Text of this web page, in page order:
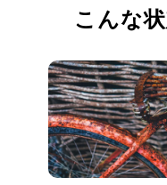
こんな